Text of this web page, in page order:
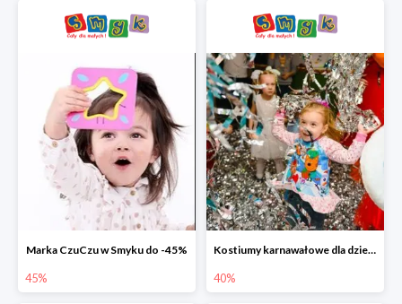
Marka CzuCzu w Smyku do -45%
45%
Kostiumy karnawałowe dla dzieci w Smyku do -40%
40%